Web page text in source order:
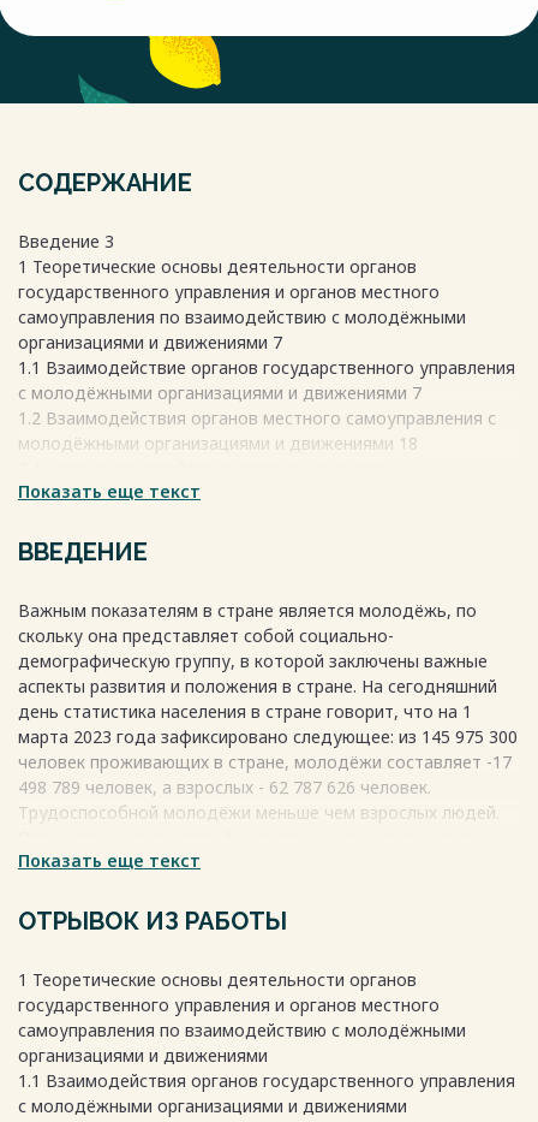
СОДЕРЖАНИЕ
Введение 3
1 Теоретические основы деятельности органов
государственного управления и органов местного
самоуправления по взаимодействию с молодёжными
организациями и движениями 7
1.1 Взаимодействие органов государственного управления
с молодёжными организациями и движениями 7
1.2 Взаимодействия органов местного самоуправления с
молодёжными организациями и движениями 18
самоуправления с молодёжными организациями и
2.1 Отдел Управления культуры, спорта и молодёжной
политики 25
3 Проблемы и перспективы взаимодействия органов
местного самоуправления с молодёжными организациями
и движениями 38
3.1 Проблемы взаимодействия и их решения 38
3.2 Перспективы взаимодействия 41
Заключение 44
Библиографический список 46
Весь текст будет доступен после покупки
Показать еще текст
ВВЕДЕНИЕ
Важным показателям в стране является молодёжь, по
скольку она представляет собой социально-
демографическую группу, в которой заключены важные
аспекты развития и положения в стране. На сегодняшний
день статистика населения в стране говорит, что на 1
марта 2023 года зафиксировано следующее: из 145 975 300
человек проживающих в стране, молодёжи составляет -17
498 789 человек, а взрослых - 62 787 626 человек.
Трудоспособной молодёжи меньше чем взрослых людей.
ведёт к тому, что в скором времени на молодёжь будет
будущий трудовой ресурс страны, который станет
Поэтому так важно на государственном и местном уровне
взаимодействовать с молодёжью.
Во взаимоотношениях структур государственного и
муниципального управления и институтов гражданского
общества важным является место, которое занимают
молодёжные организации. Это обусловлено особой ролью,
Показать еще текст
ОТРЫВОК ИЗ РАБОТЫ
1 Теоретические основы деятельности органов
государственного управления и органов местного
самоуправления по взаимодействию с молодёжными
организациями и движениями
1.1 Взаимодействия органов государственного управления
с молодёжными организациями и движениями